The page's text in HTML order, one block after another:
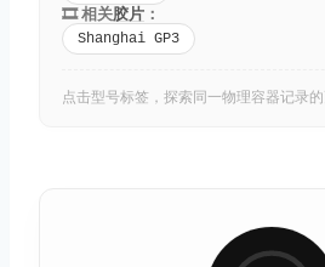
🎞️ 相关胶片 ：
Shanghai GP3
点击型号标签，探索同一物理容器记录的